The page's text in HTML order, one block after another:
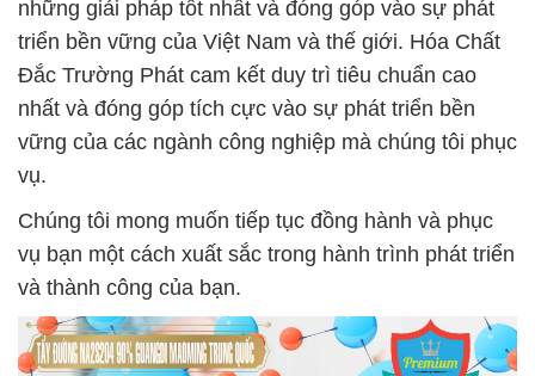
những giải pháp tốt nhất và đóng góp vào sự phát
triển bền vững của Việt Nam và thế giới. Hóa Chất
Đắc Trường Phát cam kết duy trì tiêu chuẩn cao
nhất và đóng góp tích cực vào sự phát triển bền
vững của các ngành công nghiệp mà chúng tôi phục
vụ.
Chúng tôi mong muốn tiếp tục đồng hành và phục
vụ bạn một cách xuất sắc trong hành trình phát triển
và thành công của bạn.